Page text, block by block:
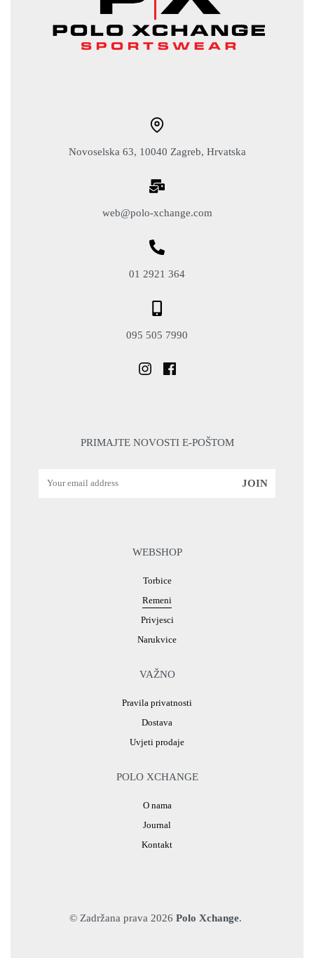
Novoselska 63, 10040 Zagreb, Hrvatska
web@polo-xchange.com
01 2921 364
095 505 7990
PRIMAJTE NOVOSTI E-POŠTOM
WEBSHOP
Torbice
Remeni
Privjesci
Narukvice
VAŽNO
Pravila privatnosti
Dostava
Uvjeti prodaje
POLO XCHANGE
O nama
Journal
Kontakt
© Zadržana prava 2026 Polo Xchange.